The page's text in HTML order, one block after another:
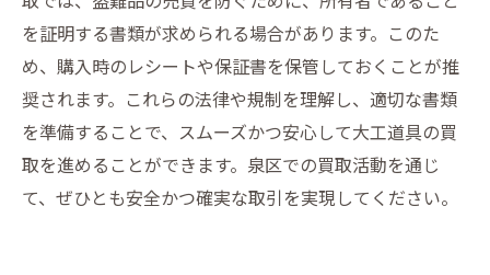
を証明する書類が求められる場合があります。このた
め、購入時のレシートや保証書を保管しておくことが推
奨されます。これらの法律や規制を理解し、適切な書類
を準備することで、スムーズかつ安心して大工道具の買
取を進めることができます。泉区での買取活動を通じ
て、ぜひとも安全かつ確実な取引を実現してください。